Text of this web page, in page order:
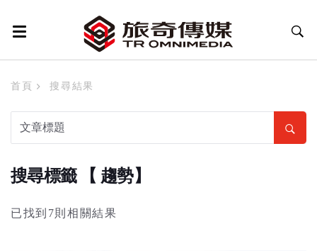
首頁 搜尋結果
搜尋標籤 【 趨勢】
已找到7則相關結果